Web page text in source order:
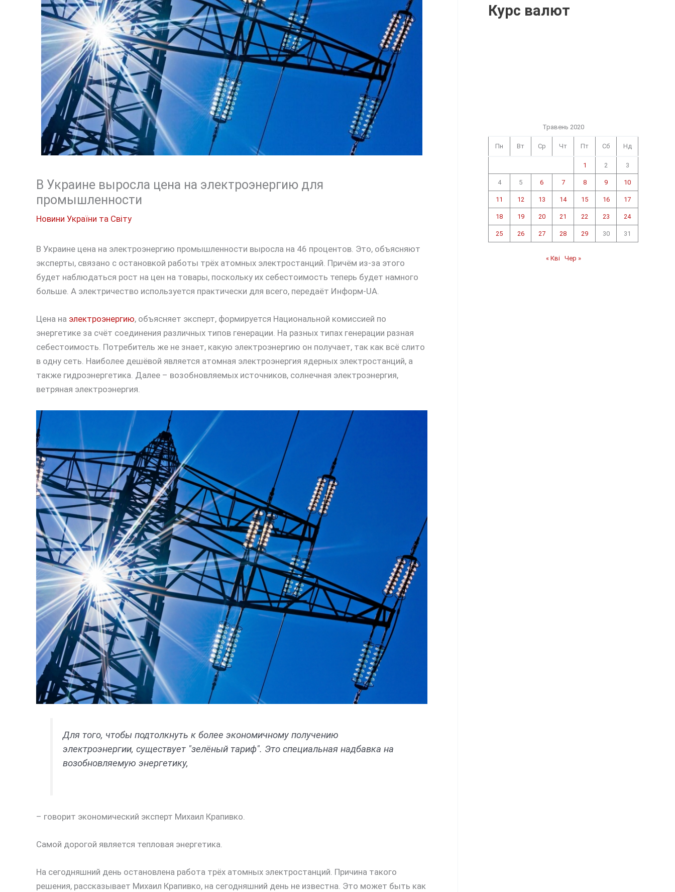
В Украине выросла цена на электроэнергию для
промышленности
Новини України та Світу
В Украине цена на электроэнергию промышленности выросла на 46 процентов. Это, объясняют
эксперты, связано с остановкой работы трёх атомных электростанций. Причём из-за этого
будет наблюдаться рост на цен на товары, поскольку их себестоимость теперь будет намного
больше. А электричество используется практически для всего, передаёт Информ-UA.
Цена на электроэнергию, объясняет эксперт, формируется Национальной комиссией по
энергетике за счёт соединения различных типов генерации. На разных типах генерации разная
себестоимость. Потребитель же не знает, какую электроэнергию он получает, так как всё слито
в одну сеть. Наиболее дешёвой является атомная электроэнергия ядерных электростанций, а
также гидроэнергетика. Далее – возобновляемых источников, солнечная электроэнергия,
ветряная электроэнергия.
Для того, чтобы подтолкнуть к более экономичному получению
электроэнергии, существует "зелёный тариф". Это специальная надбавка на
возобновляемую энергетику,
– говорит экономический эксперт Михаил Крапивко.
Самой дорогой является тепловая энергетика.
На сегодняшний день остановлена работа трёх атомных электростанций. Причина такого
решения, рассказывает Михаил Крапивко, на сегодняшний день не известна. Это может быть как
Курс валют
Травень 2020
Пн Вт Ср Чт Пт Сб Нд
1 2 3
4 5 6 7 8 9 10
11 12 13 14 15 16 17
18 19 20 21 22 23 24
25 26 27 28 29 30 31
« Кві Чер »